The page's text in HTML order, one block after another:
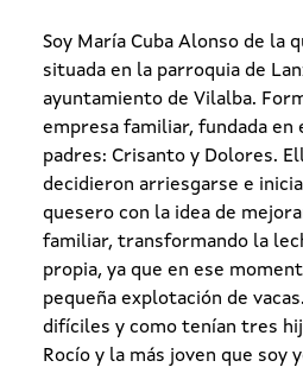
Soy María Cuba Alonso de la
situada en la parroquia de
ayuntamiento de Vilalba.
empresa familiar, fundada en
padres: Crisanto y Dolores.
decidieron arriesgarse e
quesero con la idea de
familiar, transformando la
propia, ya que en ese
pequeña explotación de
difíciles y como tenían tres
Rocío y la más joven que soy